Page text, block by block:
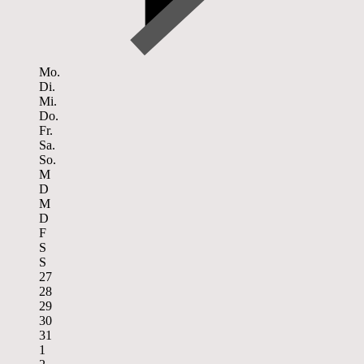
Mo.
Di.
Mi.
Do.
Fr.
Sa.
So.
M
D
M
D
F
S
S
27
28
29
30
31
1